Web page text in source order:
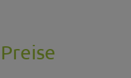
Preise